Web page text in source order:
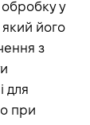
у
який його
з
для
при